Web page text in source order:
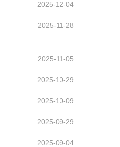
2025-12-04
2025-11-28
2025-11-05
2025-10-29
2025-10-09
2025-09-29
2025-09-04